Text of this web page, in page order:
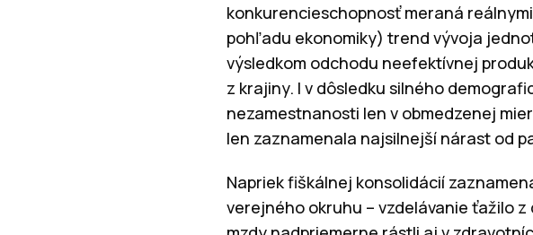
konkurencieschopnosť meraná
pohľadu ekonomiky) trend vývoja
výsledkom odchodu neefektívnej
z krajiny. I v dôsledku silného
nezamestnanosti len v obmedzenej
len zaznamenala najsilnejší nárast od
Napriek fiškálnej konsolidácií
verejného okruhu – vzdelávanie ťažilo